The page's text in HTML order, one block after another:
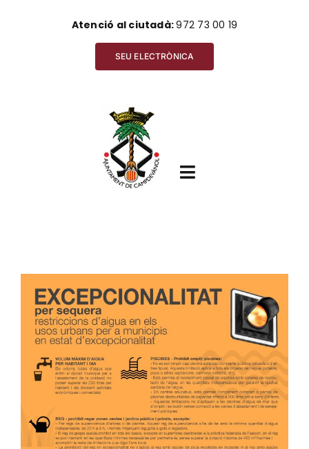
Atenció al ciutadà:972 73 00 19
SEU ELECTRÒNICA
Toggle
Ajuntament
Ciutadania
Actualitat
Municipi
Larger
Image